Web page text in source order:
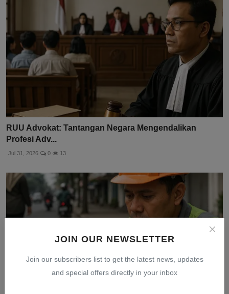
JOIN OUR NEWSLETTER
Join our subscribers list to get the latest news, updates
and special offers directly in your inbox
RUU Advokat: Tantangan Negara Mengendalikan
Profesi Adv...
Jul 31, 2026 0 13